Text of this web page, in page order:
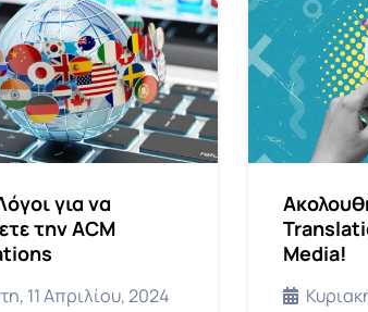
για να
την ACM
11 Απριλίου, 2024
Media!